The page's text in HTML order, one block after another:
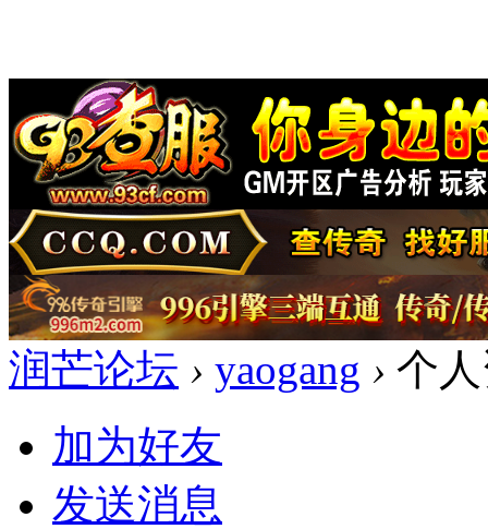
润芒论坛 › yaogang › 个
加为好友
发送消息